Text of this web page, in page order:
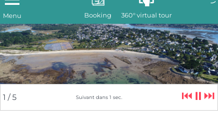
Booking 360° virtual tour
2 / 5 Suivant dans5 sec. ⏮ ⏸ ⏭
Menu